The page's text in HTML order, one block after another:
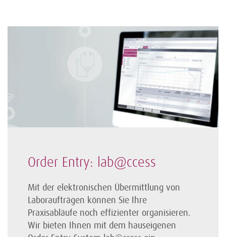
Order Entry: lab@ccess
Mit der elektronischen Übermittlung von
Laboraufträgen können Sie Ihre
Praxisabläufe noch effizienter organisieren.
Wir bieten Ihnen mit dem hauseigenen